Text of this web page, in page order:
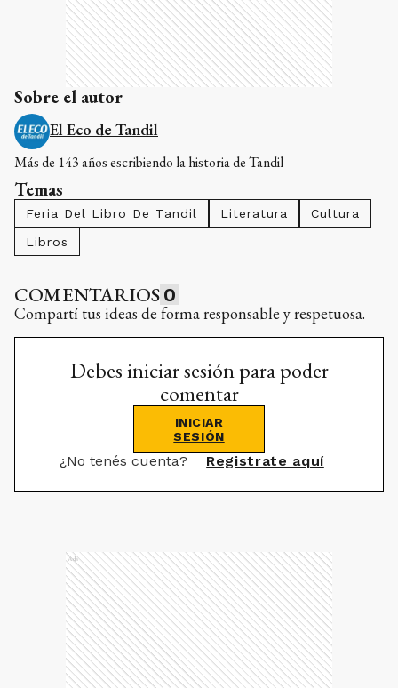
Sobre el autor
El Eco de Tandil
Más de 143 años escribiendo la historia de Tandil
Temas
Feria Del Libro De Tandil Literatura
Cultura
Libros
COMENTARIOS 0
Compartí tus ideas de forma responsable y respetuosa.
Debes iniciar sesión para poder
comentar
INICIAR
SESIÓN
¿No tenés cuenta? Registrate aquí
Ads